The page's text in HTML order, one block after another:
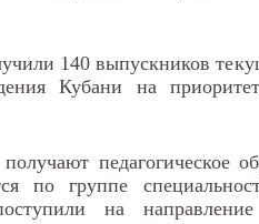
140 выпускников
Кубани на
педагогическое
по группе
на